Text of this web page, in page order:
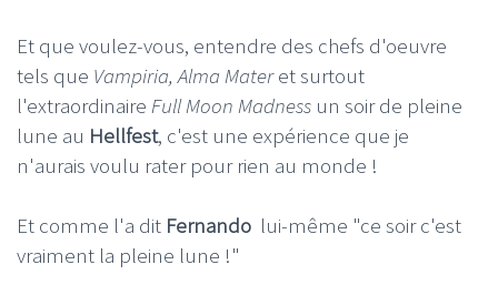
Et que voulez-vous, entendre des chefs d'oeuvre
tels que Vampiria, Alma Materet surtout
l'extraordinaire Full Moon Madness un soir de pleine
lune au Hellfest, c'est une expérience que je
n'aurais voulu rater pour rien au monde !
Et comme l'a dit Fernando lui-même "ce soir c'est
vraiment la pleine lune !"